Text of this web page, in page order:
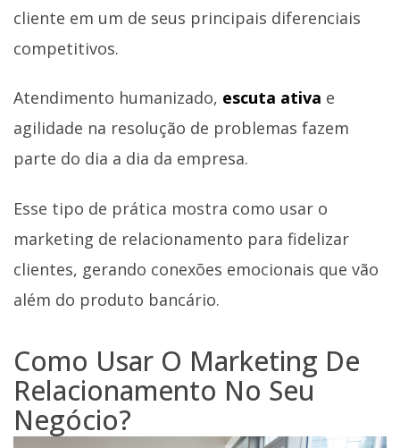
cliente em um de seus principais diferenciais
competitivos.
Atendimento humanizado, escuta ativa e
agilidade na resolução de problemas fazem
parte do dia a dia da empresa.
Esse tipo de prática mostra como usar o
marketing de relacionamento para fidelizar
clientes, gerando conexões emocionais que vão
além do produto bancário.
Como Usar O Marketing De
Relacionamento No Seu
Negócio?